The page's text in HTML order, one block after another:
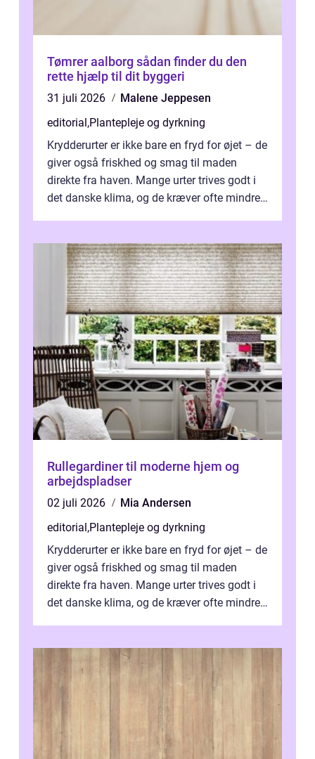
Tømrer aalborg sådan finder du den
rette hjælp til dit byggeri
31 juli 2026
Malene Jeppesen
editorial ,Plantepleje og dyrkning
Krydderurter er ikke bare en fryd for øjet – de
giver også friskhed og smag til maden
direkte fra haven. Mange urter trives godt i
det danske klima, og de kræver ofte mindre
Rullegardiner til moderne hjem og
arbejdspladser
02 juli 2026
Mia Andersen
editorial ,Plantepleje og dyrkning
Krydderurter er ikke bare en fryd for øjet – de
giver også friskhed og smag til maden
direkte fra haven. Mange urter trives godt i
det danske klima, og de kræver ofte mindre